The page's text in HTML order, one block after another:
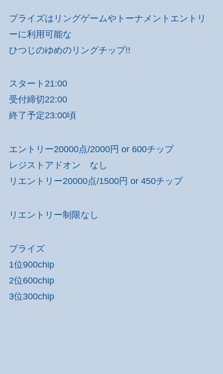
プライズはリングゲームやトーナメントエントリ
ーに利用可能な
ひつじのゆめのリングチップ!!
スタート21:00
受付締切22:00
終了予定23:00頃
エントリー20000点/2000円 or 600チップ
レジストアドオン なし
リエントリー20000点/1500円 or 450チップ
リエントリー制限なし
プライズ
1位900chip
2位600chip
3位300chip